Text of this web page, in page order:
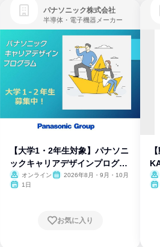
パナソニック株式会社
半導体・電子機器メーカー
【大学1・2年生対象】パナソニ
ックキャリアデザインプログラ
ム
オンライン
2026年8月・9月・10月
1日
お気に入り